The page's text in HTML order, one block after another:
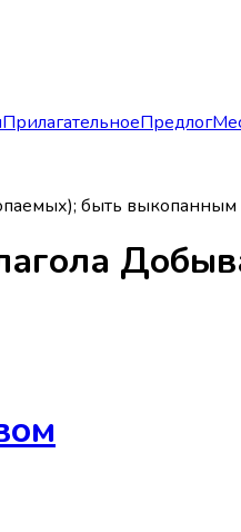
ПрилагательноеПредлог
быть выкопанным